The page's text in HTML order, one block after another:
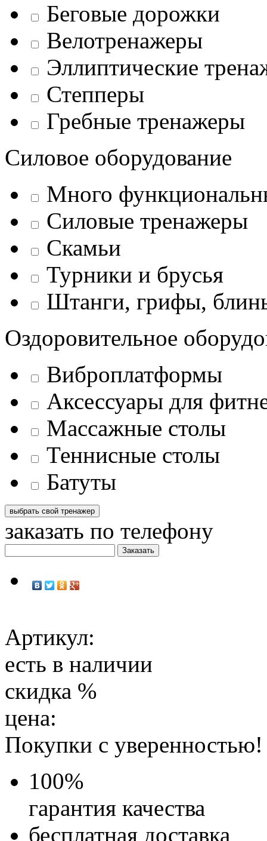
Беговые дорожки
Велотренажеры
Эллиптические
Степперы
Гребные тренажеры
Силовое оборудование
Много
Силовые тренажеры
Скамьи
Турники и брусья
Штанги, грифы,
Оздоровительное
Виброплатформы
Аксессуары для
Массажные столы
Теннисные столы
Батуты
заказать по телефону
Артикул:
есть в наличии
скидка %
цена:
Покупки с уверенностью!
100%
гарантия качества
бесплатная доставка